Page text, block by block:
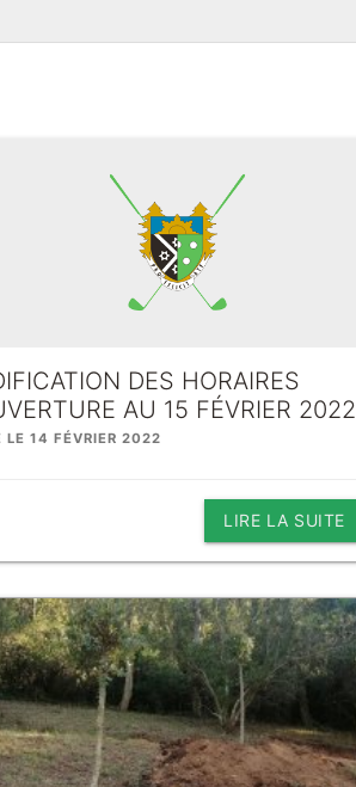
DES HORAIRES
AU 15 FÉVRIER 2022
LE 14 FÉVRIER 2022
LIRE LA SUITE